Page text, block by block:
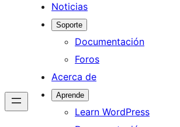
Noticias
Soporte
Documentación
Foros
Acerca de
Aprende
Learn WordPress